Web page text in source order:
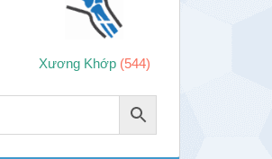
Xương Khớp (544)